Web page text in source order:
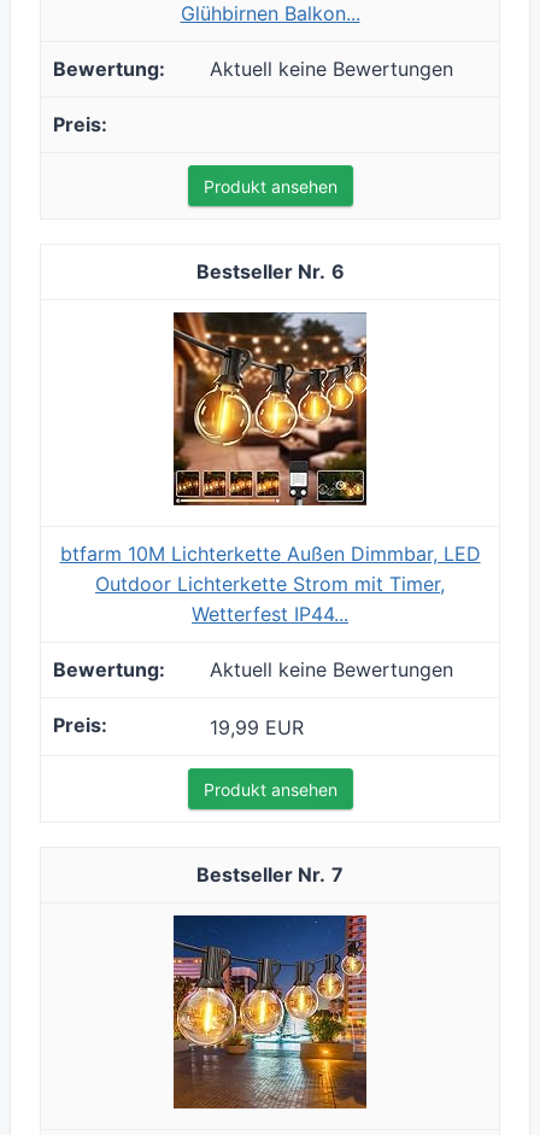
Glühbirnen Balkon...
Aktuell keine Bewertungen
Produkt ansehen
6
btfarm 10M Lichterkette Außen Dimmbar, LED
Outdoor Lichterkette Strom mit Timer,
Wetterfest IP44...
Aktuell keine Bewertungen
19,99 EUR
Produkt ansehen
7